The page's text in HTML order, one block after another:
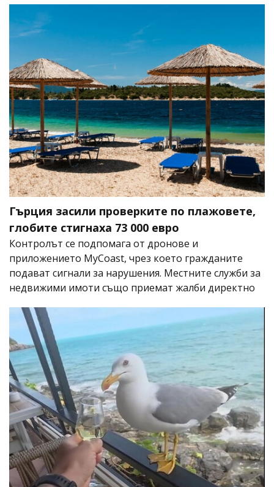
Гърция засили проверките по плажовете,
глобите стигнаха 73 000 евро
Контролът се подпомага от дронове и
приложението MyCoast, чрез което гражданите
подават сигнали за нарушения. Местните служби за
недвижими имоти също приемат жалби директно